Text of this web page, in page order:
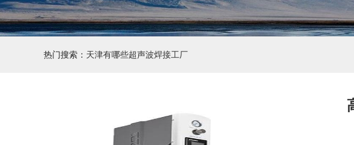
热门搜索： 天津有哪些超声波焊接工厂